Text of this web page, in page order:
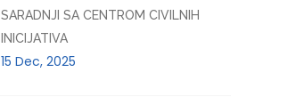
SARADNJI SA CENTROM CIVILNIH
INICIJATIVA
15 Dec, 2025